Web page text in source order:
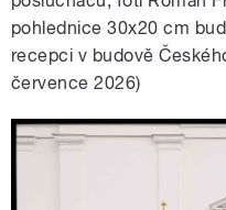
pohlednice 30x20 cm
recepci v budově
července 2026)